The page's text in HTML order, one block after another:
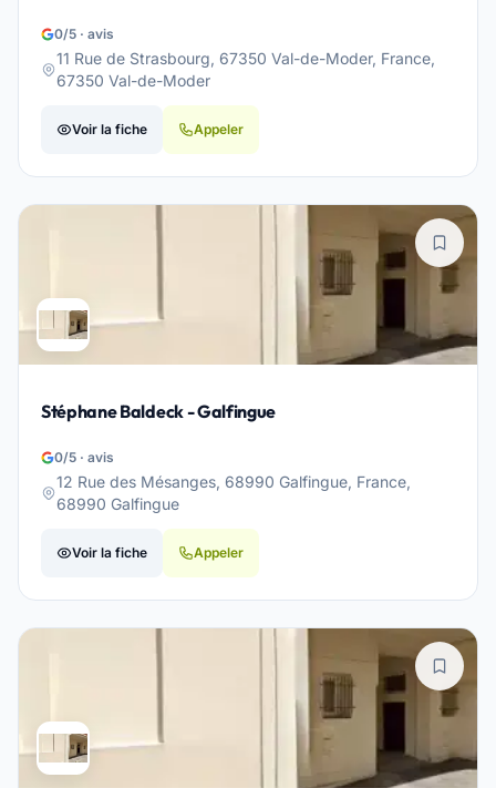
0/5 · avis
11 Rue de Strasbourg, 67350 Val-de-Moder, France,
67350 Val-de-Moder
Voir la fiche Appeler
Stéphane Baldeck - Galfingue
0/5 · avis
12 Rue des Mésanges, 68990 Galfingue, France,
68990 Galfingue
Voir la fiche Appeler